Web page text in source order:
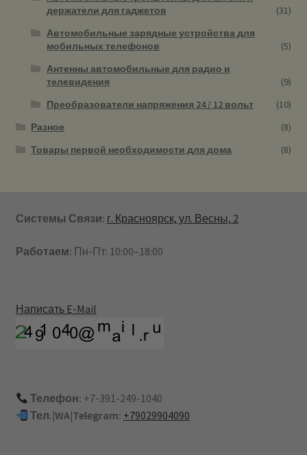
держатели для гаджетов
(31)
Автомобильные зарядные устройства для
мобильных телефонов
(5)
Антенны автомобильные для радио и
телевидения
(9)
Преобразователи напряжения 24 / 12 вольт
(10)
Разное
(8)
Товары первой необходимости для дома
(8)
Системы Связи: г. Красноярск, ул. Весны, 2
Работаем: Пн-Пт: 10:00–18:00
Написать E-Mail
Телефон: +7-391-249-1040
Тел.|WA|Telegram: +79029904090